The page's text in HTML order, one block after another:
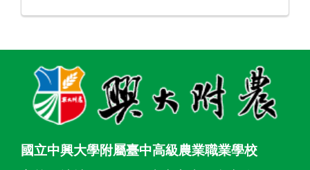
國立中興大學附屬臺中高級農業職業學校